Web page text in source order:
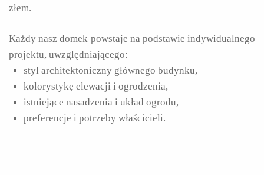
złem.
Każdy nasz domek powstaje na podstawie indywidualnego
projektu, uwzględniającego:
styl architektoniczny głównego budynku,
kolorystykę elewacji i ogrodzenia,
istniejące nasadzenia i układ ogrodu,
preferencje i potrzeby właścicieli.